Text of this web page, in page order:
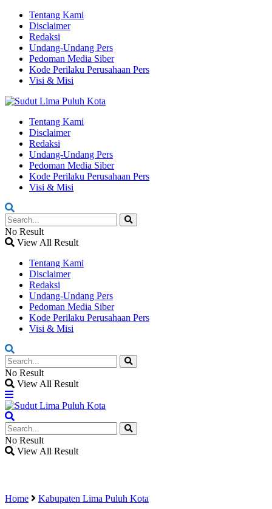
Tentang Kami
Disclaimer
Redaksi
Undang-Undang Pers
Pedoman Media Siber
Kode Perilaku Perusahaan Pers
Visi & Misi
Tentang Kami
Disclaimer
Redaksi
Undang-Undang Pers
Pedoman Media Siber
Kode Perilaku Perusahaan Pers
Visi & Misi
No Result
View All Result
Tentang Kami
Disclaimer
Redaksi
Undang-Undang Pers
Pedoman Media Siber
Kode Perilaku Perusahaan Pers
Visi & Misi
No Result
View All Result
No Result
View All Result
Home Kabupaten Lima Puluh Kota